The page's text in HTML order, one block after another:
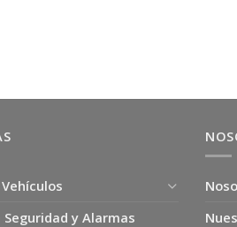
Seguridad y Alarmas